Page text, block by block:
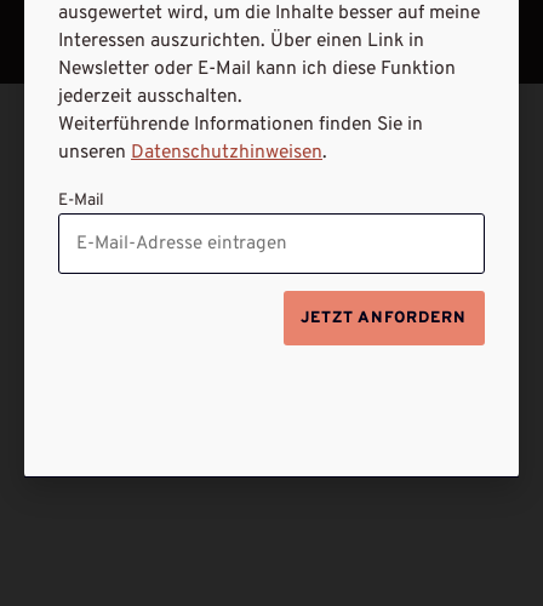
ausgewertet wird, um die Inhalte besser auf meine
Interessen auszurichten. Über einen Link in
Newsletter oder E-Mail kann ich diese Funktion
jederzeit ausschalten.
Weiterführende Informationen finden Sie in
unseren Datenschutzhinweisen.
E-Mail
JETZT ANFORDERN